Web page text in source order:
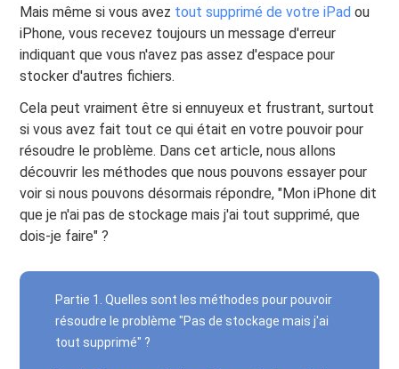
Mais même si vous avez tout supprimé de votre iPad ou
iPhone, vous recevez toujours un message d'erreur
indiquant que vous n'avez pas assez d'espace pour
stocker d'autres fichiers.
Cela peut vraiment être si ennuyeux et frustrant, surtout
si vous avez fait tout ce qui était en votre pouvoir pour
résoudre le problème. Dans cet article, nous allons
découvrir les méthodes que nous pouvons essayer pour
voir si nous pouvons désormais répondre, "Mon iPhone dit
que je n'ai pas de stockage mais j'ai tout supprimé, que
dois-je faire" ?
Partie 1. Quelles sont les méthodes pour pouvoir
résoudre le problème "Pas de stockage mais j'ai
tout supprimé" ?